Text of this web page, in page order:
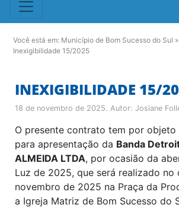
Você está em: Município de Bom Sucesso do Sul »
Inexigibilidade 15/2025
INEXIGIBILIDADE 15/
18 de novembro de 2025. Autor: Josiane
O presente contrato tem por
para apresentação da Banda
ALMEIDA LTDA, por ocasião da
Luz de 2025, que será realizado no
novembro de 2025 na Praça da
a Igreja Matriz de Bom Sucesso do